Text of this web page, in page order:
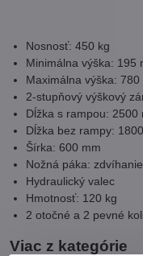
Nosnosť: 450 kg
Minimálna výška: 195
Maximálna výška: 780
2-stupňový výškový
Dĺžka s rampou: 2500
Dĺžka bez rampy:
Šírka: 600 mm
Nožná páka:
Hydraulický valec
Hmotnosť: 120 kg
2 otočné a 2 pevné
Viac z kategórie